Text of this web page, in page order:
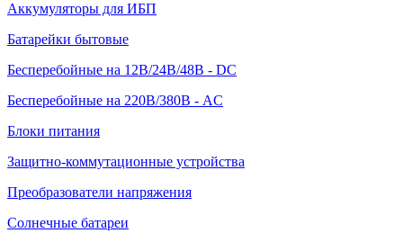
Аккумуляторы для ИБП
Батарейки бытовые
Бесперебойные на 12В/24В/48В - DC
Бесперебойные на 220В/380В - AC
Блоки питания
Защитно-коммутационные устройства
Преобразователи напряжения
Солнечные батареи